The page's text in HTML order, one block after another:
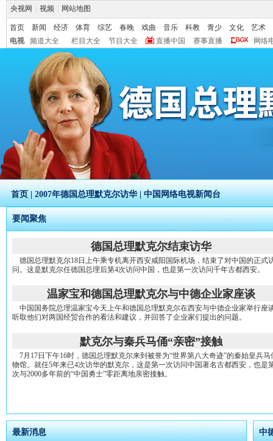
央视网 视频 网站地图
首页 新闻 经济 体育 综艺 春晚 戏曲 音乐 科教 青少 文化
艺术
电视
频道大全 栏目大全 节目大全 直播中国 赛事直播 网络
首页|2007年德国总理默克尔访华|中国网络电视新闻台
要闻聚焦
德国总理默克尔结束访华
德国总理默克尔18日上午乘专机离开西安咸阳国际机场，结束了对中国的正式
问。这是默克尔任德国总理后第4次访问中国，也是第一次访问千年古都西安。
温家宝和德国总理默克尔与中德企业家座谈
中国国务院总理温家宝今天上午和德国总理默克尔在西安与中德企业家举行座
听取他们对两国经贸合作的看法和建议，并回答了企业家们提出的问题。
默克尔与秦兵马俑“亲密”接触
7月17日下午16时，德国总理默克尔来到被誉为“世界第八大奇迹”的秦始皇兵马
物馆。就任5年来已4次访华的默克尔，这是第一次访问中国著名古都西安，也是
次与2000多年前的“中国勇士”零距离地亲密接触。
最新消息 中